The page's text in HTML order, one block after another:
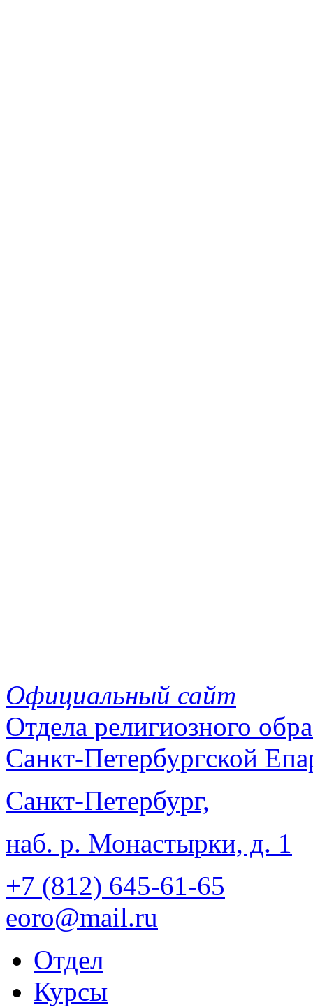
Официальный сайт
Отдела религиозного
Санкт-Петербургской
Санкт-Петербург,
наб. р. Монастырки, д. 1
+7 (812) 645-61-65
eoro@mail.ru
Отдел
Курсы